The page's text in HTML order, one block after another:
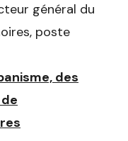
général du
poste
des